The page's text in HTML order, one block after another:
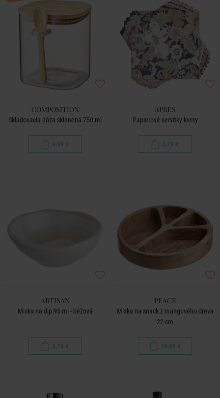
COMPOSITION
Skladovacia dóza sklenená 750 ml
9,99 €
APRES
Papierové servítky kvety
3,79 €
ARTISAN
Miska na dip 95 ml - béžová
3,79 €
PEACE
Miska na snack z mangového dreva
22 cm
19,99 €